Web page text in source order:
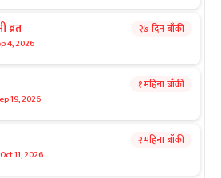
व्रत
4, 2026
२७ दिन बाँकी
19, 2026
१ महिना बाँकी
Oct 11, 2026
२ महिना बाँकी